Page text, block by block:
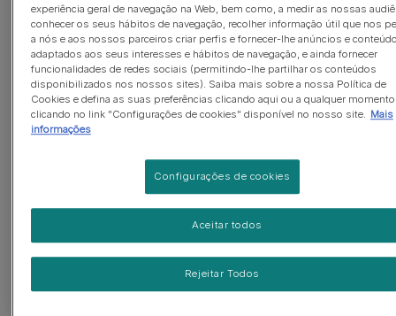
Comida Húmida
PRO PLAN Kitten | Gatinhos
(0)
Comida Húmida
PRO PLAN Kitten | Gatinhos
experiência geral de navegação na Web, bem como, a medir as nossas
conhecer os seus hábitos de navegação, recolher informação útil que nos
a nós e aos nossos parceiros criar perfis e fornecer-lhe anúncios e
adaptados aos seus interesses e hábitos de navegação, e ainda fornecer
funcionalidades de redes sociais (permitindo-lhe partilhar os conteúdos
disponibilizados nos nossos sites). Saiba mais sobre a nossa Política de
Cookies e defina as suas preferências clicando aqui ou a qualquer momento
clicando no link "Configurações de cookies" disponível no nosso site. Mais
informações
Configurações de cookies
Rejeitar Todos
Aceitar todos